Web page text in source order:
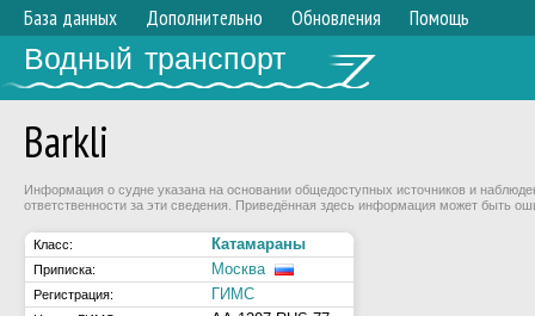
База данных Дополнительно Обновления Помощь
Водный транспорт
Barkli
Информация о судне указана на основании общедоступных источников и
ответственности за эти сведения. Приведённая здесь информация может быть
Класс: Катамараны
Приписка: Москва
Регистрация: ГИМС